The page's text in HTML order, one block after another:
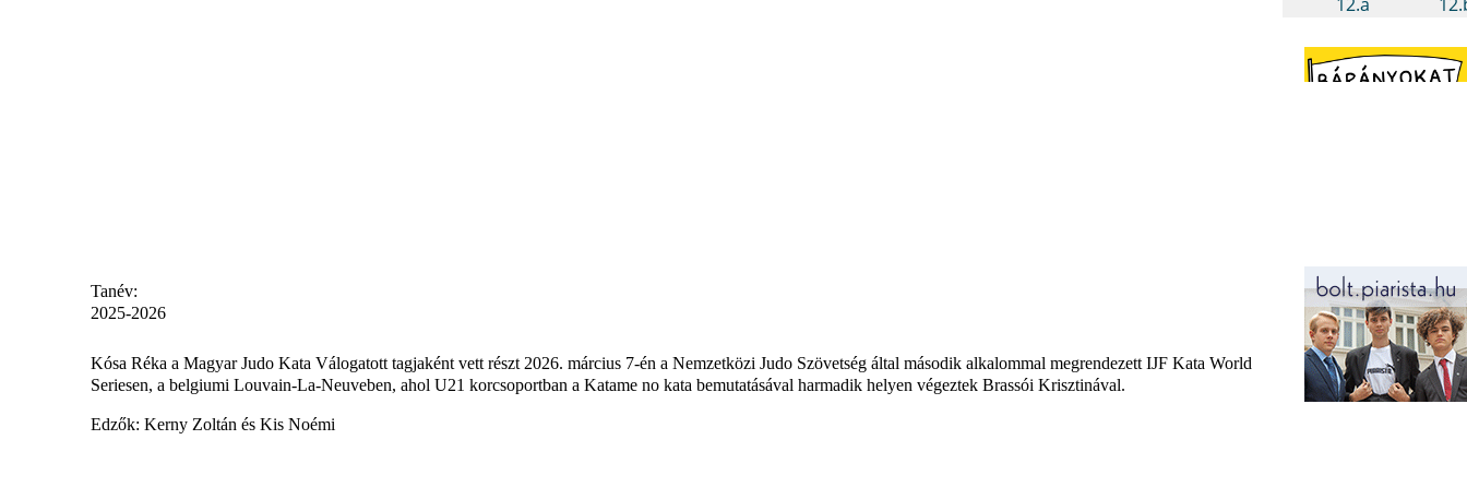
Tanév:
2025-2026
Kósa Réka a Magyar Judo Kata Válogatott tagjaként vett részt 2026. március 7-én a Nemzetközi Judo Szövetség által második alkalommal megrendezett IJF Kata World
Seriesen, a belgiumi Louvain-La-Neuveben, ahol U21 korcsoportban a Katame no kata bemutatásával harmadik helyen végeztek Brassói Krisztinával.
Edzők: Kerny Zoltán és Kis Noémi